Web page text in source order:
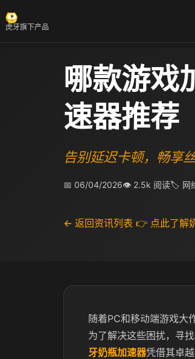
虎牙旗下产品
哪款游戏
速器推荐
告别延迟卡顿，畅享
📅 06/04/2026👁 2.5k 阅读🏷 网
← 返回资讯列表 👉 点此了解
随着PC和移动端游戏大
为了解决这些困扰，寻
牙奶瓶加速器凭借其卓